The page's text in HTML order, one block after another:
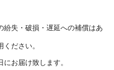
紛失・破損・遅延への補償はあ
ださい。
お届け致します。